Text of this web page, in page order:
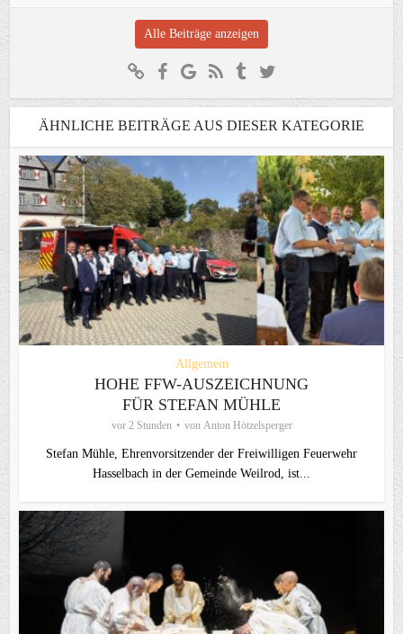
Alle Beiträge anzeigen
ÄHNLICHE BEITRÄGE AUS DIESER KATEGORIE
Allgemein
HOHE FFW-AUSZEICHNUNG
FÜR STEFAN MÜHLE
vor 2 Stunden von Anton Hötzelsperger
Stefan Mühle, Ehrenvorsitzender der Freiwilligen Feuerwehr
Hasselbach in der Gemeinde Weilrod, ist...